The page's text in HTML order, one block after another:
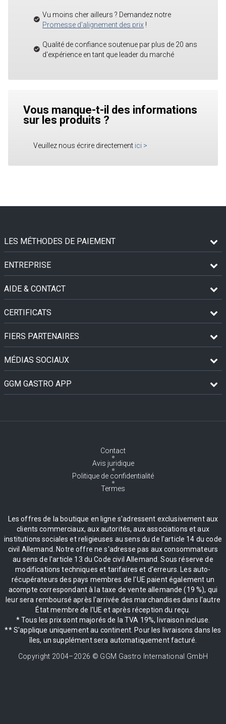
Vu moins cher ailleurs ? Demandez notre
Promesse d'alignement des prix !
Qualité de confiance soutenue par plus de 20 ans
d'expérience en tant que leader du marché
Vous manque-t-il des informations
sur les produits ?
Veuillez nous écrire directement ici >
LES MÉTHODES DE PAIEMENT
ENTREPRISE
AIDE & CONTACT
CERTIFICATS
FIERS PARTENAIRES
MÉDIAS SOCIAUX
GGM GASTRO APP
Contact
Avis juridique
Politique de confidentialité
Termes
Les offres de la boutique en ligne s'adressent exclusivement aux
clients commerciaux, aux autorités, aux associations et aux
institutions sociales et religieuses au sens du de l'article 14 du code
civil Allemand. Notre offre ne s'adresse pas aux consommateurs
au sens de l'article 13 du Code civil Allemand. Sous réserve de
modifications techniques et tarifaires et d'erreurs. Les auto-
récupérateurs des pays membres de l'UE paient également un
acompte correspondant à la taxe de vente allemande (19 %), qui
leur sera remboursé après l'arrivée des marchandises dans l'autre
État membre de l'UE et après réception du reçu.
* Tous les prix sont majorés de la TVA 19%, livraison incluse.
** S'applique uniquement au continent. Pour les livraisons dans les
îles, un supplément sera automatiquement facturé.
Copyright 2004–2026 © GGM Gastro International GmbH